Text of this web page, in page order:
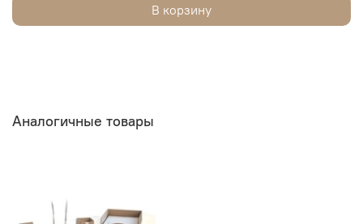
В корзину
Аналогичные товары